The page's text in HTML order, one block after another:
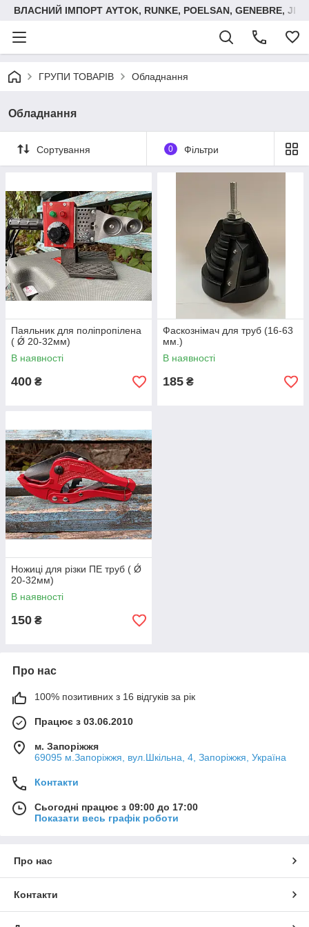
ВЛАСНИЙ ІМПОРТ AYTOK, RUNKE, POELSAN, GENEBRE,
ГРУПИ ТОВАРІВ Обладнання
Обладнання
Сортування 0 Фільтри
Паяльник для поліпропілена
( Ǿ 20-32мм)
В наявності
400 ₴
Фаскознімач для труб (16-63
мм.)
В наявності
185 ₴
Ножиці для різки ПЕ труб ( Ǿ
20-32мм)
В наявності
150 ₴
Про нас
100% позитивних з 16 відгуків за рік
Працює з 03.06.2010
м. Запоріжжя
69095 м.Запоріжжя, вул.Шкільна, 4, Запоріжжя, Україна
Контакти
Сьогодні працює з 09:00 до 17:00
Показати весь графік роботи
Про нас
Контакти